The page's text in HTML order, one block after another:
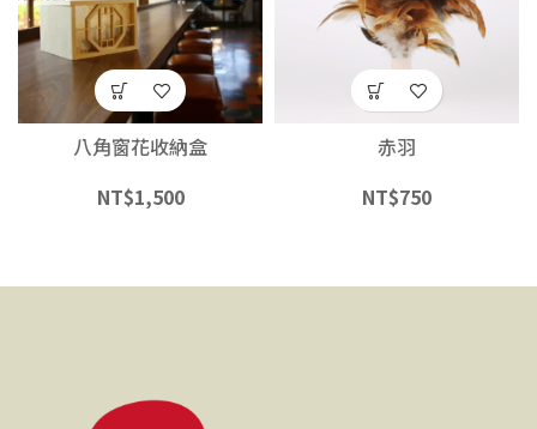
八角窗花收納盒
NT$1,500
赤羽
NT$750